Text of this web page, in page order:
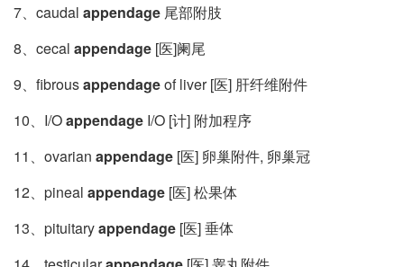
7、caudal appendage 尾部附肢
8、cecal appendage [医]阑尾
9、fibrousappendageof liver [医] 肝纤维附件
10、I/Oappendage I/O [计] 附加程序
11、ovarian appendage [医] 卵巢附件, 卵巢冠
12、pineal appendage [医] 松果体
13、pituitaryappendage [医] 垂体